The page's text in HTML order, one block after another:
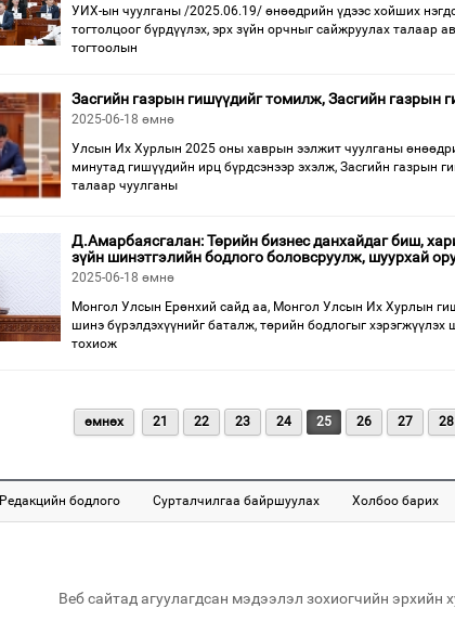
УИХ-ын чуулганы /2025.06.19/ өнөөдрийн үдээс хойших
тогтолцоог бүрдүүлэх, эрх зүйн орчныг сайжруулах талаар
тогтоолын
Засгийн газрын гишүүдийг томилж, Засгийн газрын
2025-06-18 өмнө
Улсын Их Хурлын 2025 оны хаврын ээлжит чуулганы
минутад гишүүдийн ирц бүрдсэнээр эхэлж, Засгийн газрын
талаар чуулганы
Д.Амарбаясгалан: Төрийн бизнес данхайдаг биш,
зүйн шинэтгэлийн бодлого боловсруулж, шуурхай
2025-06-18 өмнө
Монгол Улсын Ерөнхий сайд аа, Монгол Улсын Их Хурлын
шинэ бүрэлдэхүүнийг баталж, төрийн бодлогыг
тохиож
өмнөх 21 22 23 24 25 26 27 28
Редакцийн бодлого Сурталчилгаа байршуулах Холбоо барих
Веб сайтад агуулагдсан мэдээлэл зохиогчийн эрхийн